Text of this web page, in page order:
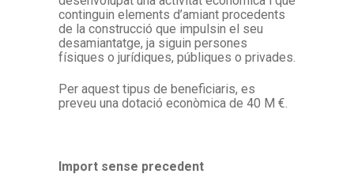
continguin elements d’amiant procedents
de la construcció que impulsin el seu
desamiantatge, ja siguin persones
físiques o jurídiques, públiques o privades.
Per aquest tipus de beneficiaris, es
preveu una dotació econòmica de 40 M €.
Import sense precedent